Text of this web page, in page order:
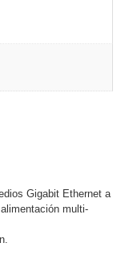
Gigabit Ethernet a
multi-